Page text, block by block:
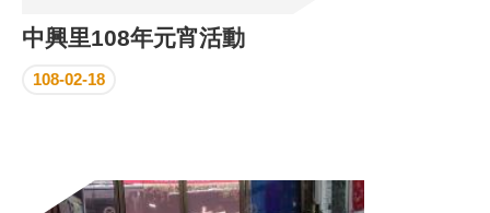
中興里108年元宵活動
108-02-18